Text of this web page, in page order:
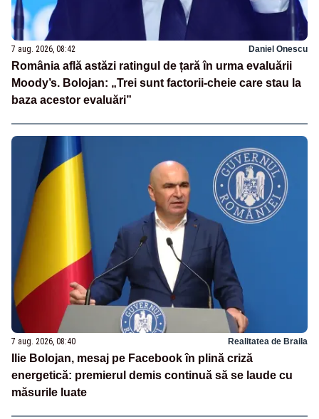
7 aug. 2026, 08:42 Daniel Onescu
România află astăzi ratingul de țară în urma evaluării
Moody’s. Bolojan: „Trei sunt factorii-cheie care stau la
baza acestor evaluări”
7 aug. 2026, 08:40 Realitatea de Braila
Ilie Bolojan, mesaj pe Facebook în plină criză
energetică: premierul demis continuă să se laude cu
măsurile luate